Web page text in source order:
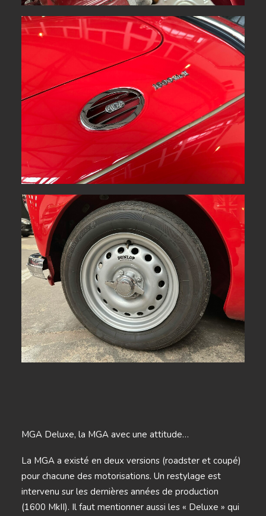
MGA Deluxe, la MGA avec une attitude…
La MGA a existé en deux versions (roadster et coupé)
pour chacune des motorisations. Un restylage est
intervenu sur les dernières années de production
(1600 MkII). Il faut mentionner aussi les « Deluxe » qui